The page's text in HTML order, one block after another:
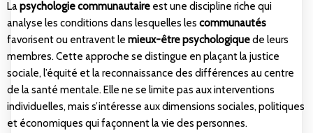
Lapsychologie communautaire est une discipline riche qui
analyse les conditions dans lesquelles les communautés
favorisent ou entravent le mieux-être psychologiquede leurs
membres. Cette approche se distingue en plaçant la justice
sociale, l’équité et la reconnaissance des différences au centre
de la santé mentale. Elle ne se limite pas aux interventions
individuelles, mais s’intéresse aux dimensions sociales, politiques
et économiques qui façonnent la vie des personnes.